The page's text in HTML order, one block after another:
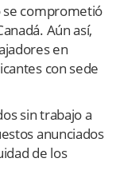
se comprometió
Aún así,
en
con sede
sin trabajo a
anunciados
de los